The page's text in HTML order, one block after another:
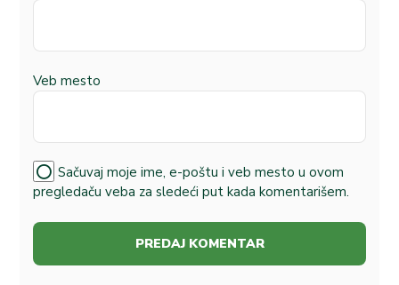
Veb mesto
Sačuvaj moje ime, e-poštu i veb mesto u ovom
pregledaču veba za sledeći put kada komentarišem.